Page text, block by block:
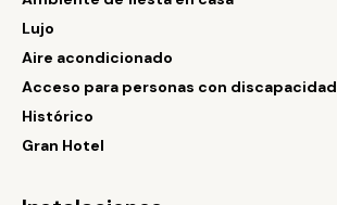
Lujo
Aire acondicionado
Acceso para personas con discapacidad
Histórico
Gran Hotel